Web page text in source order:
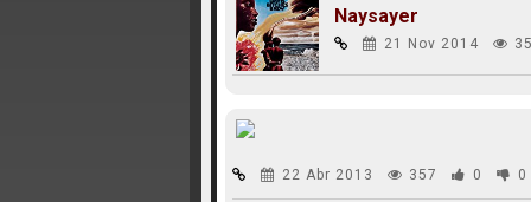
Naysayer
21 Nov 2014
22 Abr 2013 357 0 0